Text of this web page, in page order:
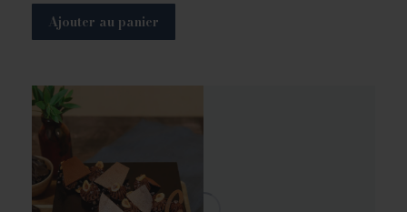
Ajouter au panier